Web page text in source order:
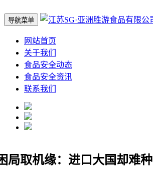
导航菜单
网站首页
关于我们
食品安全动态
食品安全资讯
联系我们
局取机缘：进口大国却难种